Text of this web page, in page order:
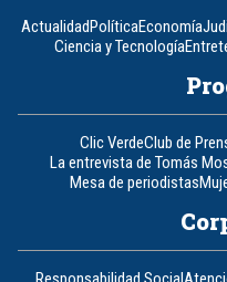
ActualidadPolíticaEconomía
Ciencia y Tecnología
Clic VerdeClub de
La entrevista de Tomás
Mesa de periodistas